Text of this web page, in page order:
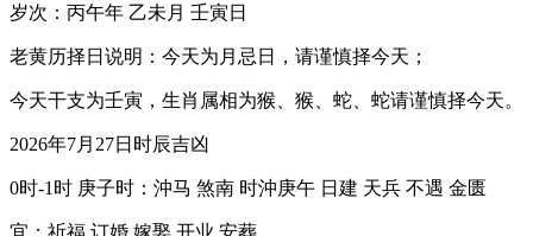
岁次：丙午年 乙未月 壬寅日
老黄历择日说明：今天为月忌日，请谨慎择今天；
今天干支为壬寅，生肖属相为猴、猴、蛇、蛇请谨慎择今天。
2026年7月27日时辰吉凶
0时-1时 庚子时：沖马 煞南 时沖庚午 日建 天兵 不遇 金匮
宜：祈福 订婚 嫁娶 开业 安葬